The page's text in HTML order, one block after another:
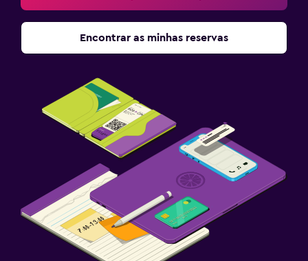
Encontrar as minhas reservas